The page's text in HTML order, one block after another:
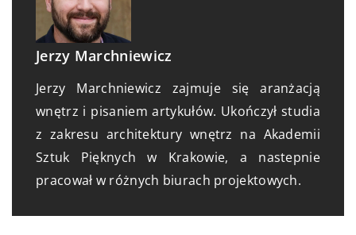
Jerzy Marchniewicz
Jerzy Marchniewicz zajmuje się aranżacją
wnętrz i pisaniem artykułów. Ukończył studia
z zakresu architektury wnętrz na Akademii
Sztuk Pięknych w Krakowie, a nastepnie
pracował w różnych biurach projektowych.